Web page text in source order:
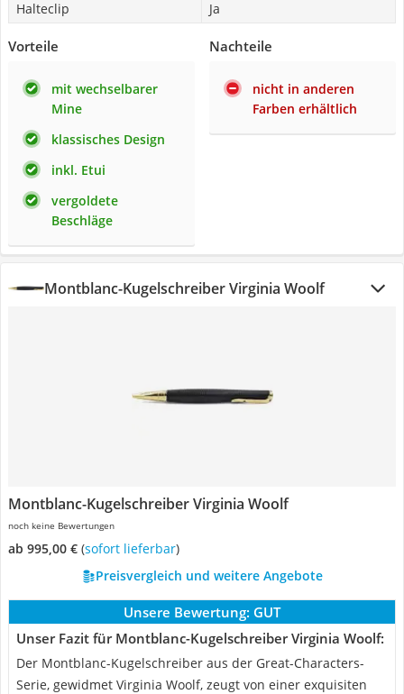
Halteclip Ja
Vorteile
mit wechselbarer
Mine
klassisches Design
inkl. Etui
vergoldete
Beschläge
Nachteile
nicht in anderen
Farben erhältlich
Montblanc-Kugelschreiber Virginia Woolf
Montblanc-Kugelschreiber Virginia Woolf
noch keine Bewertungen
ab 995,00 € ( Sofort lieferbar)
Preisvergleich und weitere Angebote
Unsere Bewertung: GUT
Unser Fazit für Montblanc-Kugelschreiber Virginia Woolf:
Der Montblanc-Kugelschreiber aus der Great-Characters-
Serie, gewidmet Virginia Woolf, zeugt von einer exquisiten